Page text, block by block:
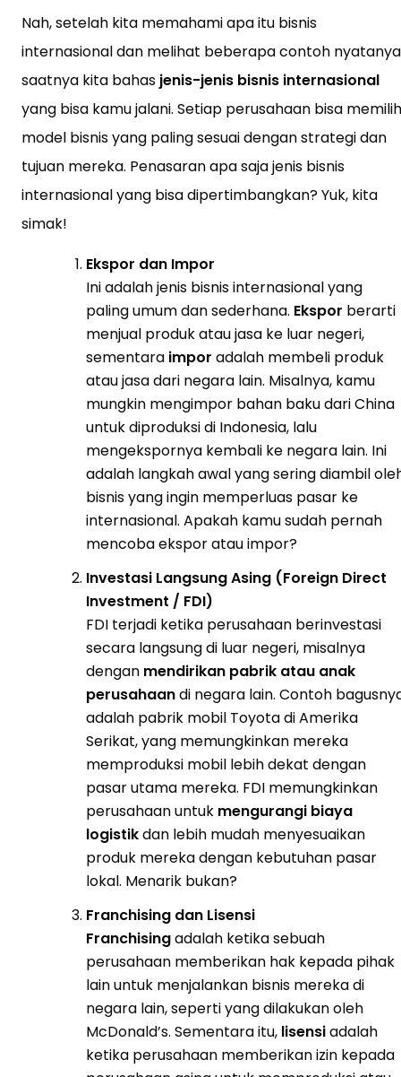
Nah, setelah kita memahami apa itu bisnis
internasional dan melihat beberapa contoh
saatnya kita bahas jenis-jenis bisnis internasional
yang bisa kamu jalani. Setiap perusahaan bisa memilih
model bisnis yang paling sesuai dengan strategi dan
tujuan mereka. Penasaran apa saja jenis bisnis
internasional yang bisa dipertimbangkan? Yuk, kita
simak!
Ekspor dan Impor
Ini adalah jenis bisnis internasional yang
paling umum dan sederhana. Ekspor berarti
menjual produk atau jasa ke luar negeri,
sementara impor adalah membeli produk
atau jasa dari negara lain. Misalnya, kamu
mungkin mengimpor bahan baku dari China
untuk diproduksi di Indonesia, lalu
mengekspornya kembali ke negara lain. Ini
adalah langkah awal yang sering diambil
bisnis yang ingin memperluas pasar ke
internasional. Apakah kamu sudah pernah
mencoba ekspor atau impor?
Investasi Langsung Asing (Foreign Direct
Investment / FDI)
FDI terjadi ketika perusahaan berinvestasi
secara langsung di luar negeri, misalnya
dengan mendirikan pabrik atau anak
perusahaandi negara lain. Contoh
adalah pabrik mobil Toyota di Amerika
Serikat, yang memungkinkan mereka
memproduksi mobil lebih dekat dengan
pasar utama mereka. FDI memungkinkan
perusahaan untuk mengurangi biaya
logistikdan lebih mudah menyesuaikan
produk mereka dengan kebutuhan pasar
lokal. Menarik bukan?
Franchising dan Lisensi
Franchisingadalah ketika sebuah
perusahaan memberikan hak kepada pihak
lain untuk menjalankan bisnis mereka di
negara lain, seperti yang dilakukan oleh
McDonald’s. Sementara itu, lisensiadalah
ketika perusahaan memberikan izin kepada